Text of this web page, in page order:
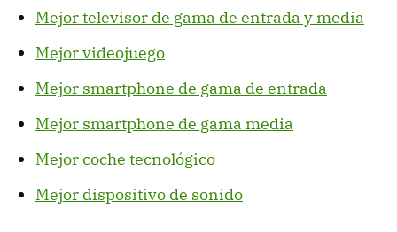
Mejor televisor de gama de entrada y media
Mejor videojuego
Mejor smartphone de gama de entrada
Mejor smartphone de gama media
Mejor coche tecnológico
Mejor dispositivo de sonido